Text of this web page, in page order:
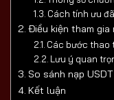
Cách tính ưu
Điều kiện tham gia
Các bước thao
Lưu ý quan
So sánh nạp
Kết luận